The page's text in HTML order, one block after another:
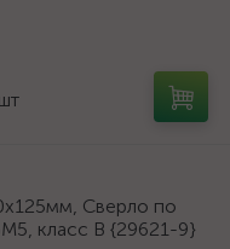
шт
Сверло по
класс В {29621-9}